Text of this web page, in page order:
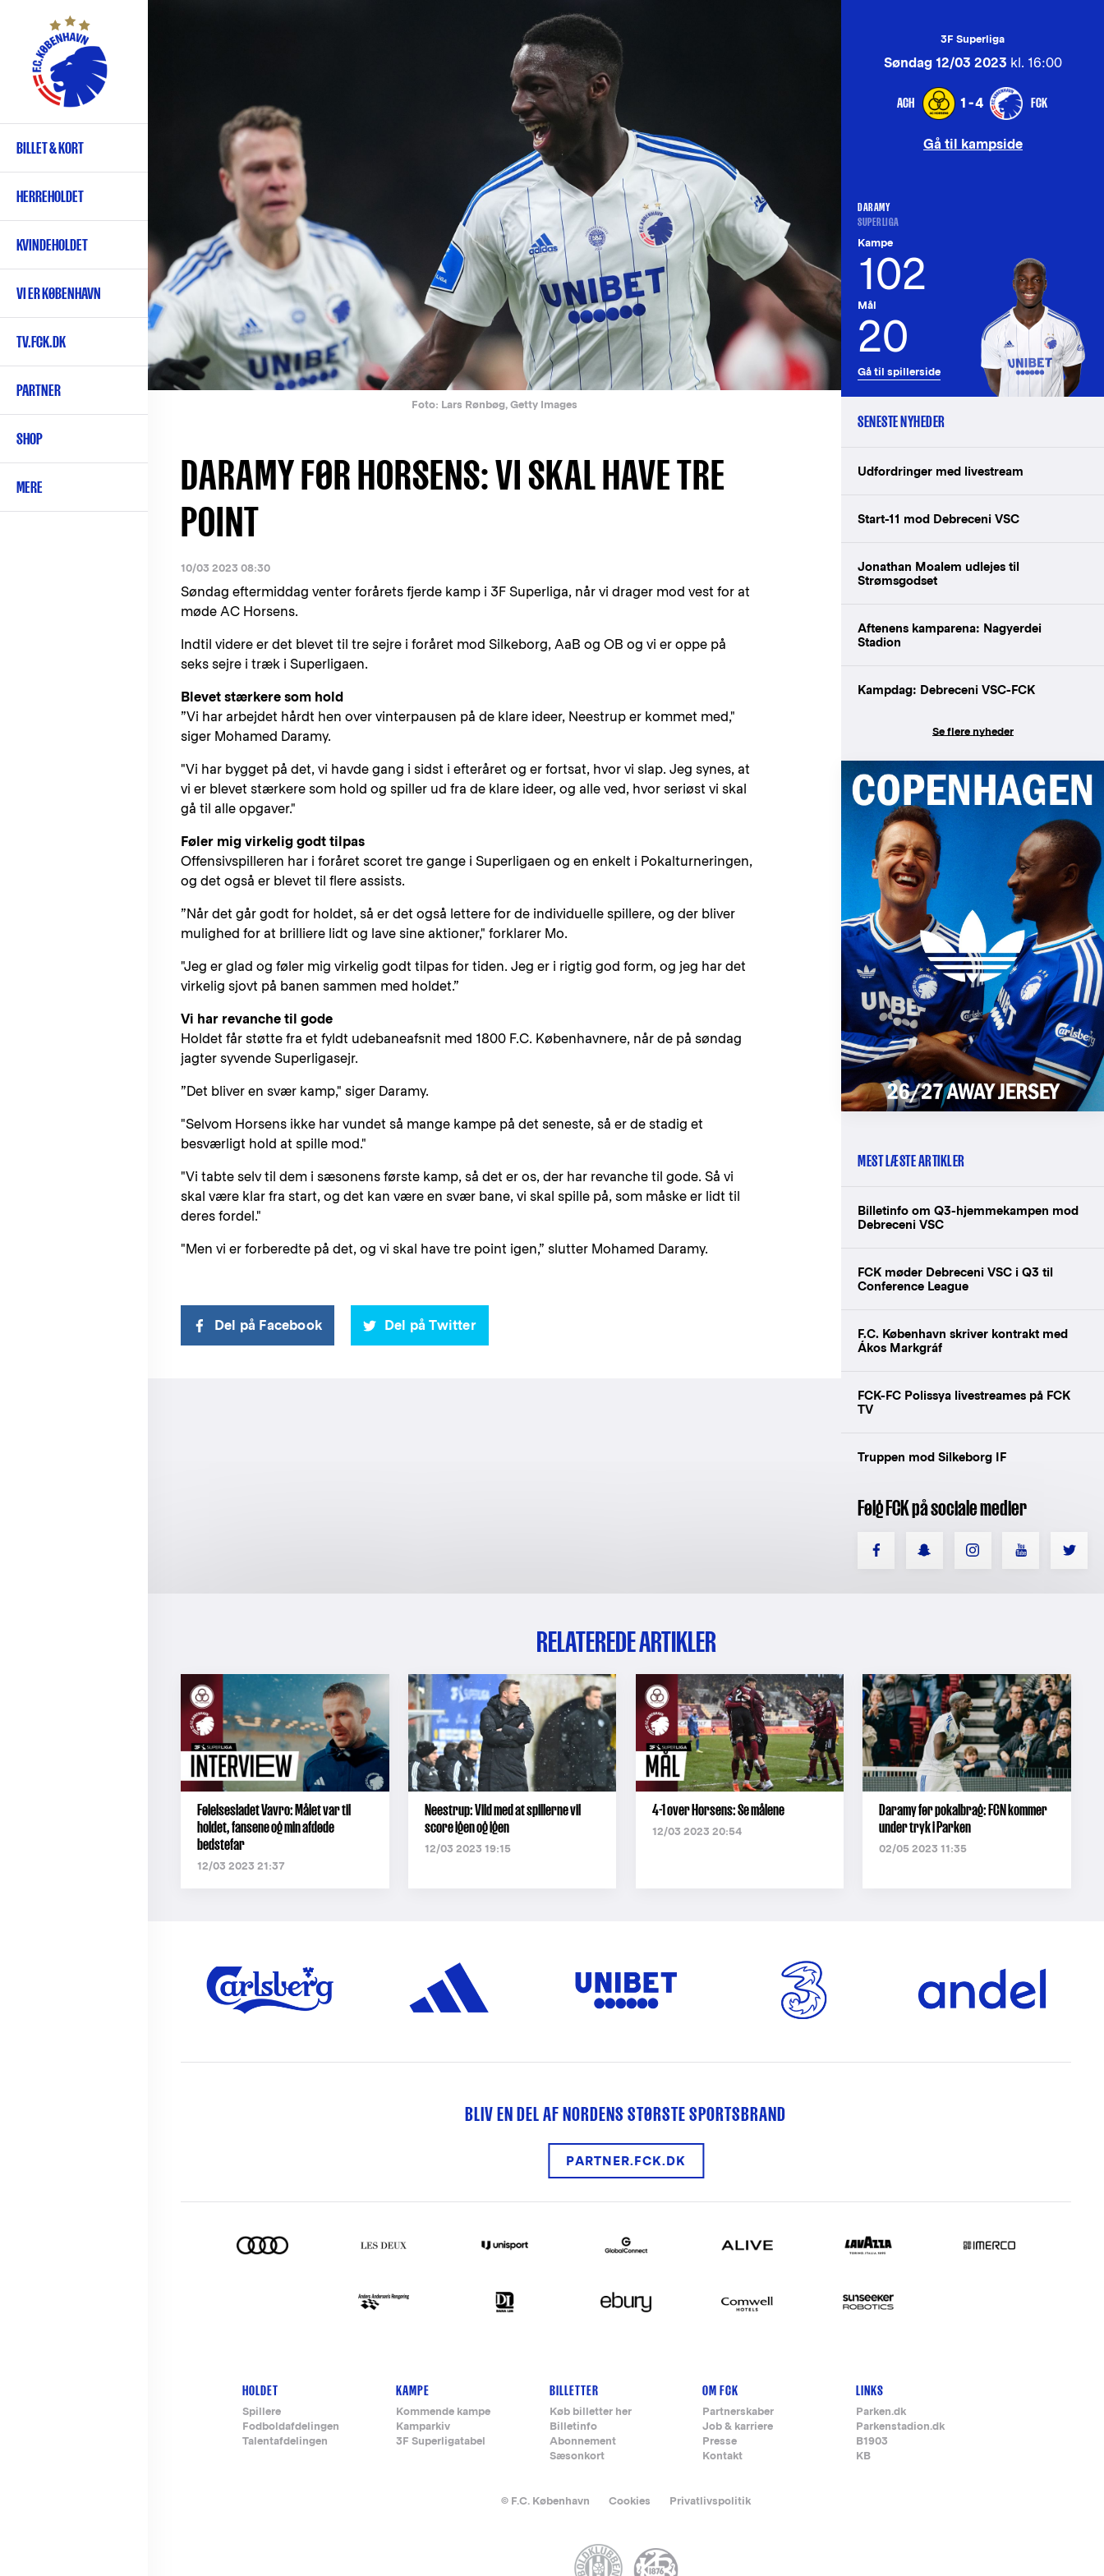
hovedindhold
Primær
navigation
BILLET & KORT
HERREHOLDET
KVINDEHOLDET
VI ER KØBENHAVN
TV.FCK.DK
PARTNER
SHOP
MERE
Foto: Lars Rønbøg, Getty Images
DARAMY FØR HORSENS: VI SKAL HAVE TRE
POINT
10/03 2023 08:30
Søndag eftermiddag venter forårets fjerde kamp i 3F Superliga, når vi drager mod vest for at
møde AC Horsens.
Indtil videre er det blevet til tre sejre i foråret mod Silkeborg, AaB og OB og vi er oppe på
seks sejre i træk i Superligaen.
Blevet stærkere som hold
”Vi har arbejdet hårdt hen over vinterpausen på de klare ideer, Neestrup er kommet med,"
siger Mohamed Daramy.
"Vi har bygget på det, vi havde gang i sidst i efteråret og er fortsat, hvor vi slap. Jeg synes, at
vi er blevet stærkere som hold og spiller ud fra de klare ideer, og alle ved, hvor seriøst vi skal
gå til alle opgaver."
Føler mig virkelig godt tilpas
Offensivspilleren har i foråret scoret tre gange i Superligaen og en enkelt i Pokalturneringen,
og det også er blevet til flere assists.
”Når det går godt for holdet, så er det også lettere for de individuelle spillere, og der bliver
mulighed for at brilliere lidt og lave sine aktioner," forklarer Mo.
"Jeg er glad og føler mig virkelig godt tilpas for tiden. Jeg er i rigtig god form, og jeg har det
virkelig sjovt på banen sammen med holdet.”
Vi har revanche til gode
Holdet får støtte fra et fyldt udebaneafsnit med 1800 F.C. Københavnere, når de på søndag
jagter syvende Superligasejr.
”Det bliver en svær kamp," siger Daramy.
"Selvom Horsens ikke har vundet så mange kampe på det seneste, så er de stadig et
besværligt hold at spille mod."
"Vi tabte selv til dem i sæsonens første kamp, så det er os, der har revanche til gode. Så vi
skal være klar fra start, og det kan være en svær bane, vi skal spille på, som måske er lidt til
deres fordel."
"Men vi er forberedte på det, og vi skal have tre point igen,” slutter Mohamed Daramy.
Del på Facebook Del på Twitter
3F Superliga
Søndag 12/03 2023 kl. 16:00
ACH 1-4 FCK
Gå til kampside
DARAMY
SUPERLIGA
Kampe
102
Mål
20
Gå til spillerside
SENESTE NYHEDER
Udfordringer med livestream
Start-11 mod Debreceni VSC
Jonathan Moalem udlejes til
Strømsgodset
Aftenens kamparena: Nagyerdei
Stadion
Kampdag: Debreceni VSC-FCK
Se flere nyheder
MEST LÆSTE ARTIKLER
Billetinfo om Q3-hjemmekampen mod
Debreceni VSC
FCK møder Debreceni VSC i Q3 til
Conference League
F.C. København skriver kontrakt med
Ákos Markgráf
FCK-FC Polissya livestreames på FCK
TV
Truppen mod Silkeborg IF
Følg FCK på sociale medier
RELATEREDE ARTIKLER
Følelsesladet Vavro: Målet var til
holdet, fansene og min afdøde
bedstefar
12/03 2023 21:37
Neestrup: Vild med at spillerne vil
score igen og igen
12/03 2023 19:15
4-1 over Horsens: Se målene
12/03 2023 20:54
Daramy før pokalbrag: FCN kommer
under tryk i Parken
02/05 2023 11:35
BLIV EN DEL AF NORDENS STØRSTE SPORTSBRAND
PARTNER.FCK.DK
Footer-
menu
HOLDET
Spillere
Fodboldafdelingen
Talentafdelingen
KAMPE
Kommende kampe
Kamparkiv
3F Superligatabel
BILLETTER
Køb billetter her
Billetinfo
Abonnement
Sæsonkort
OM FCK
Partnerskaber
Job & karriere
Presse
Kontakt
LINKS
Parken.dk
Parkenstadion.dk
B1903
KB
© F.C. København Cookies Privatlivspolitik